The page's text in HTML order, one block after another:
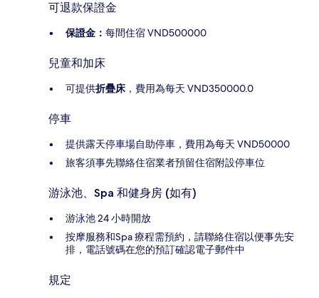
可退款保證金
保證金： 每間住宿 VND500000
兒童和加床
可提供折疊床 ，費用為每天 VND350000.0
停車
提供露天停車場自助停車，費用為每天 VND50000
旅客須事先聯絡住宿業者預留住宿附設停車位
游泳池、Spa 和健身房 (如有)
游泳池 24 小時開放
按摩服務和Spa 療程需預約，請聯絡住宿以便事先安
排，電話號碼在您的預訂確認電子郵件中
規定